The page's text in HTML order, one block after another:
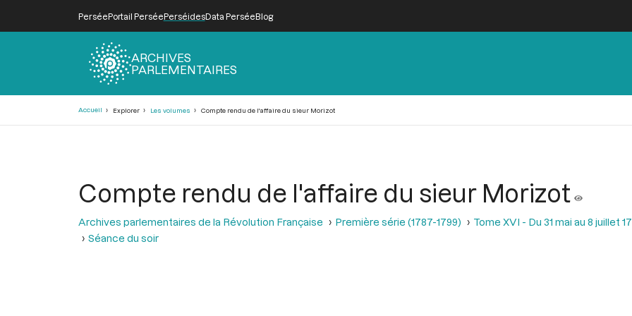
PerséePortail PerséePerséidesData PerséeBlog
ARCHIVES
PARLEMENTAIRES
Accueil Explorer Les volumes Compte rendu de l'affaire du sieur Morizot
Compte rendu de l'affaire du sieur Morizot
Archives parlementaires de la Révolution Française Première série (1787-1799) Tome XVI - Du 31 mai au 8 juillet
Séance du soir